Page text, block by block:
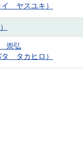
イ ヤスユキ）
崇弘
タ タカヒロ）